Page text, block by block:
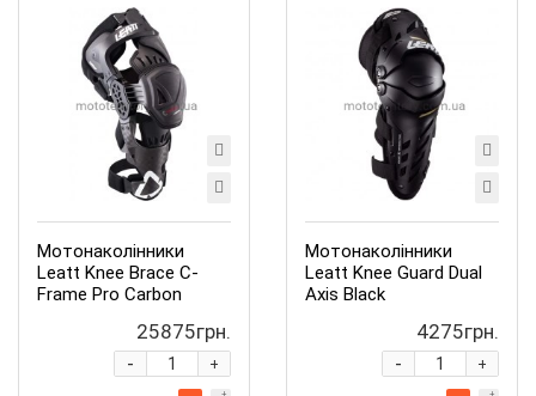
Мотонаколінники
Leatt Knee Brace C-
Frame Pro Carbon
25875грн.
+
-
Мотонаколінники
Leatt Knee Guard Dual
Axis Black
4275грн.
+
-